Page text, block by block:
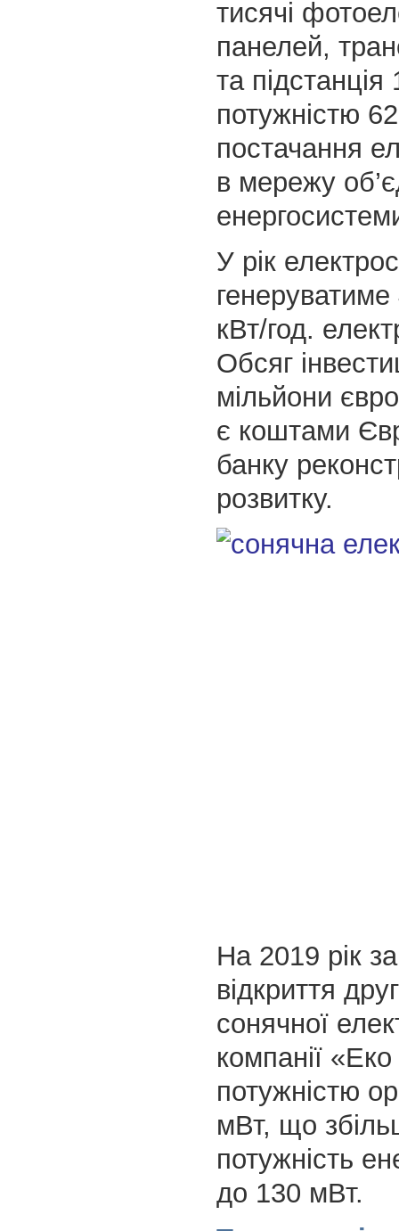
тисячі
панелей,
та
потужністю
постачання
в мережу
У рік
кВт/год.
Обсяг
мільйони
є коштами
банку
розвитку.
На 2019 рік
відкриття
сонячної
компанії
потужністю
мВт, що
потужність
до 130 мВт.